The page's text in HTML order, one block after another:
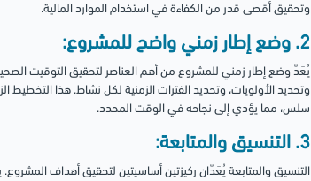
وتحقيق أقصى قدر من الكفاءة في استخدام الموارد المالية.
2. وضع إطار زمني واضح للمشروع:
يُعَدّ وضع إطار زمني للمشروع من أهم العناصر لتحقيق التوقيت
وتحديد الأولويات، وتحديد الفترات الزمنية لكل نشاط. هذا
سلس، مما يؤدي إلى نجاحه في الوقت المحدد.
3. التنسيق والمتابعة:
التنسيق والمتابعة يُعَدّان ركيزتين أساسيتين لتحقيق أهداف